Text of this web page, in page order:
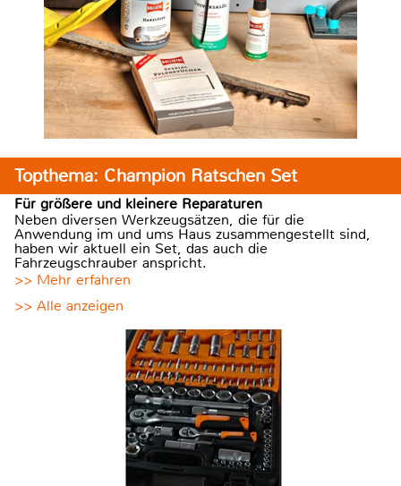
Topthema: Champion Ratschen Set
Für größere und kleinere Reparaturen
Neben diversen Werkzeugsätzen, die für die
Anwendung im und ums Haus zusammengestellt sind,
haben wir aktuell ein Set, das auch die
Fahrzeugschrauber anspricht.
>> Mehr erfahren
>> Alle anzeigen